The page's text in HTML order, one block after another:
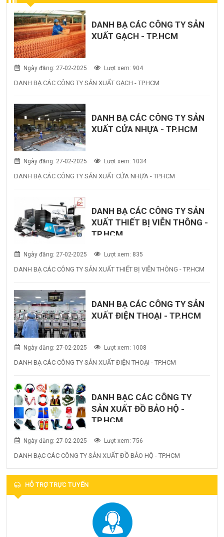
DANH BẠ CÁC CÔNG TY SẢN
XUẤT GẠCH - TP.HCM
Ngày đăng: 27-02-2025 Lượt xem: 904
DANH BẠ CÁC CÔNG TY SẢN XUẤT GẠCH - TP.HCM
DANH BẠ CÁC CÔNG TY SẢN
XUẤT CỬA NHỰA - TP.HCM
Ngày đăng: 27-02-2025 Lượt xem: 1034
DANH BẠ CÁC CÔNG TY SẢN XUẤT CỬA NHỰA - TP.HCM
DANH BẠ CÁC CÔNG TY SẢN
XUẤT THIẾT BỊ VIỄN THÔNG -
TP.HCM
Ngày đăng: 27-02-2025 Lượt xem: 835
DANH BẠ CÁC CÔNG TY SẢN XUẤT THIẾT BỊ VIỄN THÔNG - TP.HCM
DANH BẠ CÁC CÔNG TY SẢN
XUẤT ĐIỆN THOẠI - TP.HCM
Ngày đăng: 27-02-2025 Lượt xem: 1008
DANH BẠ CÁC CÔNG TY SẢN XUẤT ĐIỆN THOẠI - TP.HCM
DANH BẠC CÁC CÔNG TY
SẢN XUẤT ĐỒ BẢO HỘ -
TP.HCM
Ngày đăng: 27-02-2025 Lượt xem: 756
DANH BẠC CÁC CÔNG TY SẢN XUẤT ĐỒ BẢO HỘ - TP.HCM
HỖ TRỢ TRỰC TUYẾN